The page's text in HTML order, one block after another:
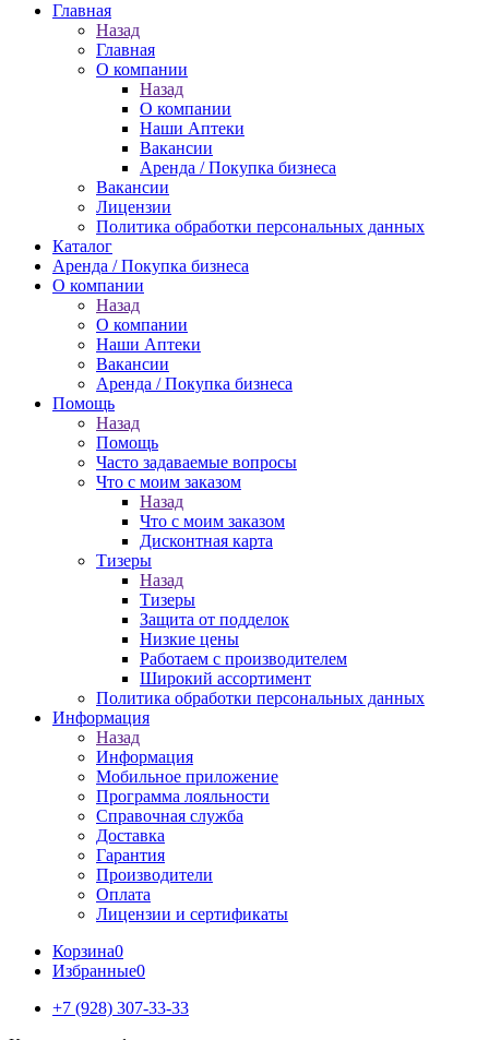
Главная
Назад
Главная
О компании
Назад
О компании
Наши Аптеки
Вакансии
Аренда / Покупка бизнеса
Вакансии
Лицензии
Политика обработки персональных данных
Каталог
Аренда / Покупка бизнеса
О компании
Назад
О компании
Наши Аптеки
Вакансии
Аренда / Покупка бизнеса
Помощь
Назад
Помощь
Часто задаваемые вопросы
Что с моим заказом
Назад
Что с моим заказом
Дисконтная карта
Тизеры
Назад
Тизеры
Защита от подделок
Низкие цены
Работаем с производителем
Широкий ассортимент
Политика обработки персональных данных
Информация
Назад
Информация
Мобильное приложение
Программа лояльности
Справочная служба
Доставка
Гарантия
Производители
Оплата
Лицензии и сертификаты
Корзина0
Избранные0
+7 (928) 307-33-33